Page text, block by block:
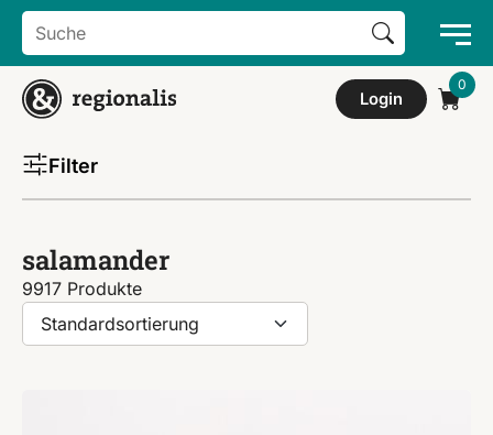
Search
for:
Search Button
Login
Filter
salamander
9917 Produkte